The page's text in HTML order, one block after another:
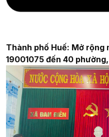
Thành phố Huế: Mở rộng
19001075 đến 40